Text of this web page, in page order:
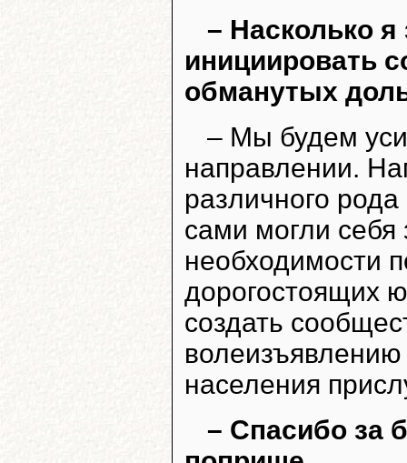
– Насколько
инициировать
обманутых
– Мы будем
направлении.
различного
сами могли себя
необходимости
дорогостоящих
создать
волеизъявлению
населения
– Спасибо за